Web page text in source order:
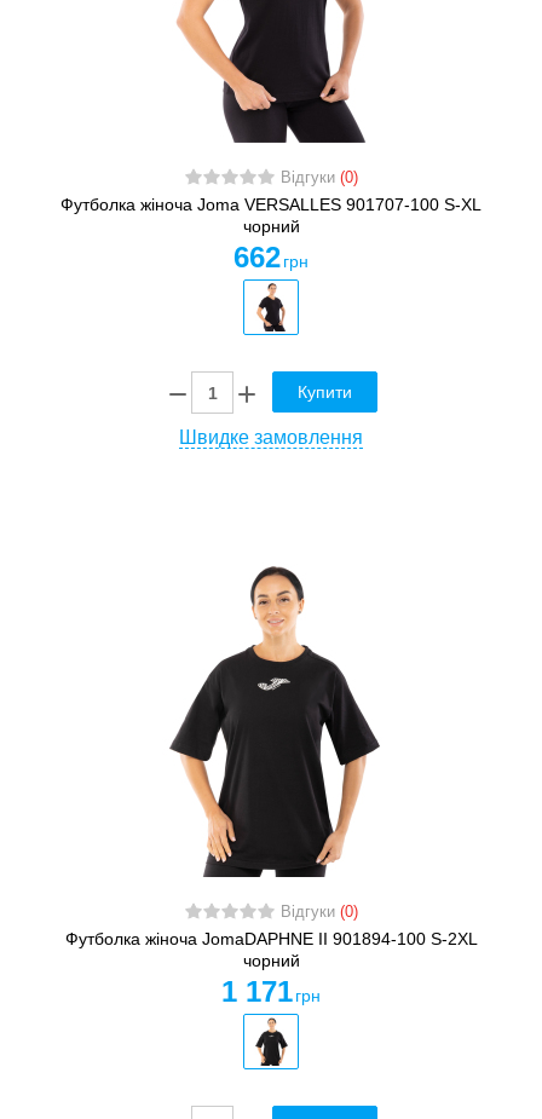
Відгуки (0)
Футболка жіноча Joma VERSALLES 901707-100 S-XL
чорний
662 грн
Купити
Швидке замовлення
Відгуки (0)
Футболка жіноча JomaDAPHNE II 901894-100 S-2XL
чорний
1 171 грн